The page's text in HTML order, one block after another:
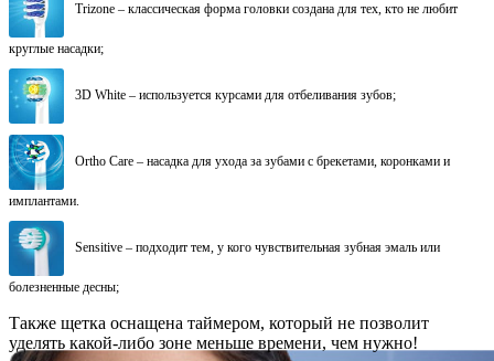
Trizone – классическая форма головки создана для тех, кто не любит
круглые насадки;
3D White – используется курсами для отбеливания зубов;
Ortho Care – насадка для ухода за зубами с брекетами, коронками и
имплантами.
Sensitive – подходит тем, у кого чувствительная зубная эмаль или
болезненные десны;
Также щетка оснащена таймером, который не позволит
уделять какой-либо зоне меньше времени, чем нужно!